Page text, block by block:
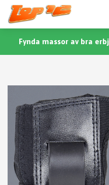
Fynda massor av bra